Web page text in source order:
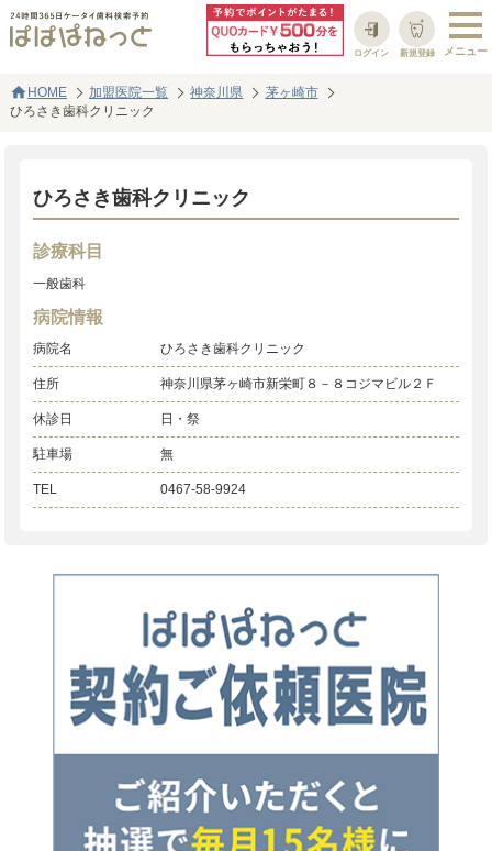
新規登録
ログイン
home HOME 加盟医院一覧 神奈川県
茅ヶ崎市
ひろさき歯科クリニック
ひろさき歯科クリニック
診療科目
一般歯科
病院情報
病院名 ひろさき歯科クリニック
住所 神奈川県茅ヶ崎市新栄町８－８コジマビル２Ｆ
休診日 日・祭
駐車場 無
TEL 0467-58-9924